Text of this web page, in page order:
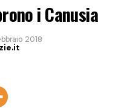
i Canusia
2018